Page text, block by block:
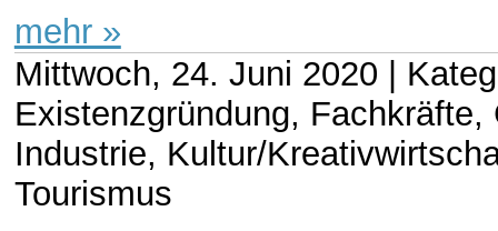
mehr »
Mittwoch, 24. Juni 2020 |
Existenzgründung,
Industrie, Kultur/
Tourismus